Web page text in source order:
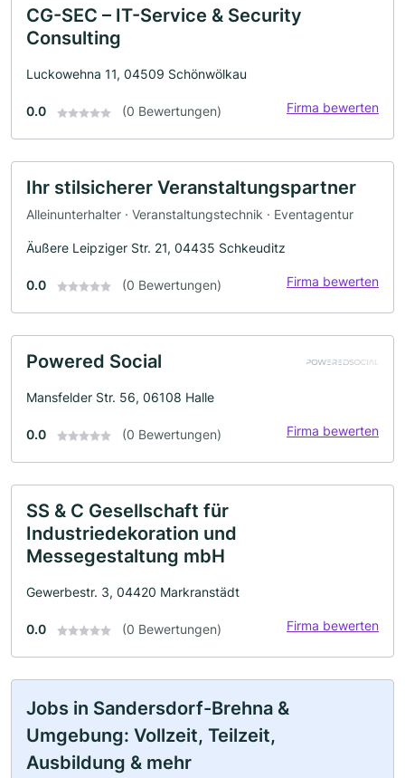
CG-SEC – IT-Service & Security
Consulting
Luckowehna 11, 04509 Schönwölkau
0.0 (0 Bewertungen) Firma bewerten
Ihr stilsicherer Veranstaltungspartner
Alleinunterhalter · Veranstaltungstechnik · Eventagentur
Äußere Leipziger Str. 21, 04435 Schkeuditz
0.0 (0 Bewertungen) Firma bewerten
Powered Social
Mansfelder Str. 56, 06108 Halle
0.0 (0 Bewertungen) Firma bewerten
SS & C Gesellschaft für
Industriedekoration und
Messegestaltung mbH
Gewerbestr. 3, 04420 Markranstädt
0.0 (0 Bewertungen) Firma bewerten
Jobs in Sandersdorf-Brehna &
Umgebung: Vollzeit, Teilzeit,
Ausbildung & mehr